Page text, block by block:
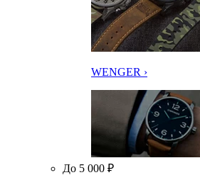
WENGER ›
До 5 000 ₽